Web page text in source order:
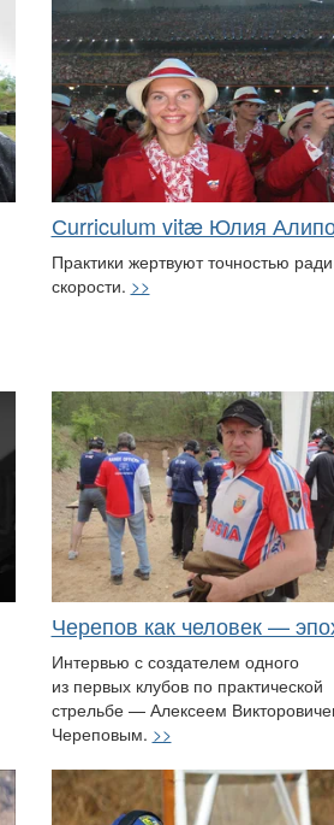
Сurriculum vitæ Юлия
Практики жертвуют точностью ради
скорости. >>
Черепов как человек —
Интервью с создателем одного
из первых клубов по практической
стрельбе — Алексеем
Череповым. >>